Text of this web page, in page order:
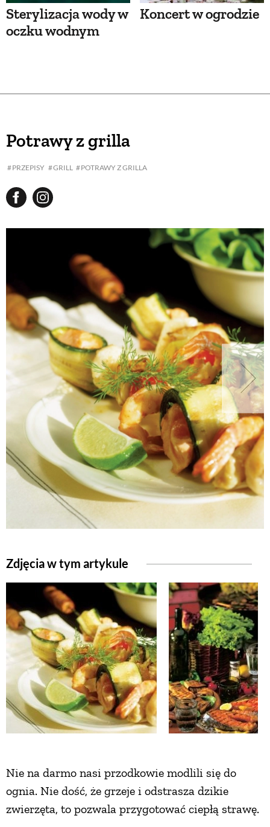
Sterylizacja wody w
oczku wodnym
Koncert w ogrodzie
Potrawy z grilla
PRZEPISY GRILL POTRAWY Z GRILLA
Zdjęcia w tym artykule
Nie na darmo nasi przodkowie modlili się do
ognia. Nie dość, że grzeje i odstrasza dzikie
zwierzęta, to pozwala przygotować ciepłą strawę.